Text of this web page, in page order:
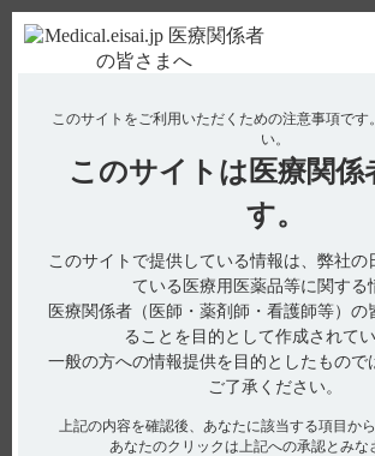
使用期限検索
No : 2993
【ケイツーシロップ】 使用期限は
電子添文には、「有効期間：3年」と記載が
※お手元のエーザイ製品の製造番号から使用
す。
このサイトをご利用いただくための注意事項です。
い。
このサイトは 医療関
す。
このサイトで提供している情報は、弊社の
ている医療用医薬品等に関する
医療関係者（医師・薬剤師・看護師等）の
ることを目的として作成されてい
一般の方への情報提供を目的としたもので
ご了承ください。
上記の内容を確認後、あなたに該当する項目か
あなたのクリックは上記への承認とみな